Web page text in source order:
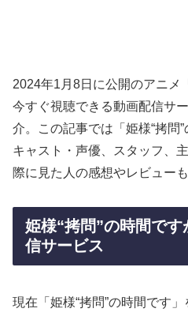
2024年1月8日に公開のアニメ
今すぐ視聴できる動画配信サ
介。この記事では「姫様“拷問
キャスト・声優、スタッフ、
際に見た人の感想やレビュー
姫様“拷問”の時間で
信サービス
現在「姫様“拷問”の時間です